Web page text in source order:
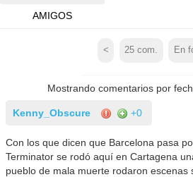
AMIGOS
< 25 com. En
Mostrando comentarios por
Kenny_Obscure +0
Con los que dicen que Barcelona pasa
Terminator se rodó aquí en Cartagena
pueblo de mala muerte rodaron escenas